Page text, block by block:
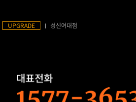
UPGRADE 성신여대점